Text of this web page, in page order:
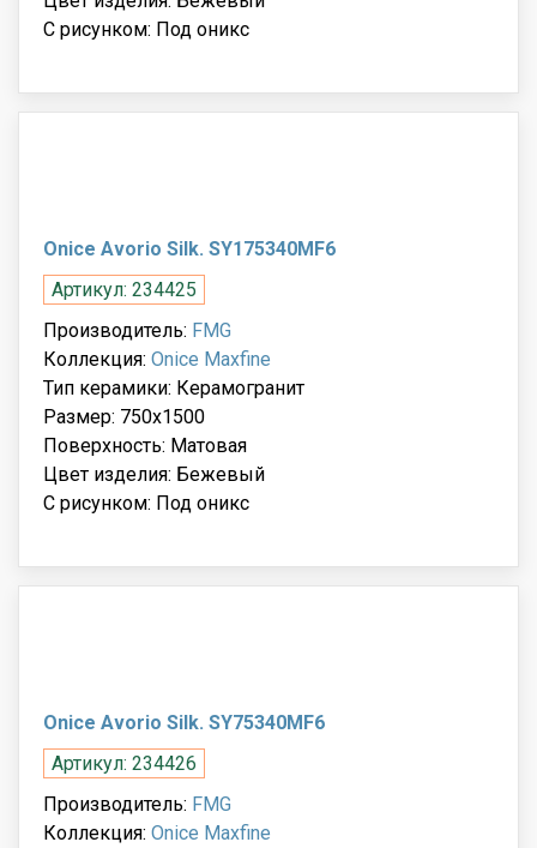
С рисунком: Под оникс
Onice Avorio Silk. SY175340MF6
Артикул: 234425
Производитель: FMG
Коллекция: Onice Maxfine
Тип керамики: Керамогранит
Размер: 750x1500
Поверхность: Матовая
Цвет изделия: Бежевый
С рисунком: Под оникс
Onice Avorio Silk. SY75340MF6
Артикул: 234426
Производитель: FMG
Коллекция: Onice Maxfine